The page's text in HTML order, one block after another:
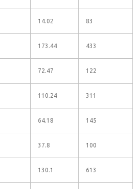
14.02 83
173.44 433
72.47 122
110.24 311
64.18 145
37.8 100
130.1 613